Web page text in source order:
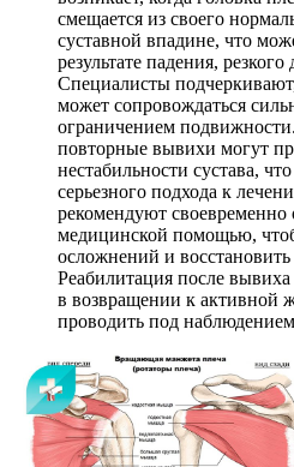
смещается из своего
суставной впадине, что
результате падения,
Специалисты
может сопровождаться
ограничением
повторные вывихи могут
нестабильности сустава,
серьезного подхода к
рекомендуют своевременно
медицинской помощью,
осложнений и
Реабилитация после
в возвращении к активной
проводить под